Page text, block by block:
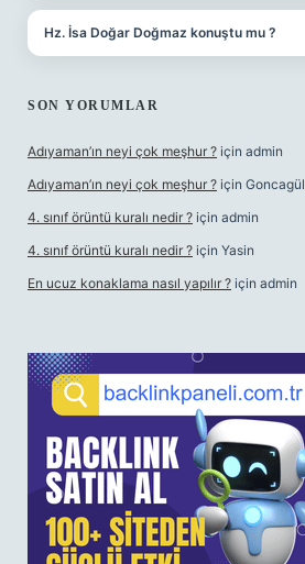
Hz. İsa Doğar Doğmaz konuştu mu ?
SON YORUMLAR
Adıyaman’ın neyi çok meşhur ? için admin
Adıyaman’ın neyi çok meşhur ? için Goncagül
4. sınıf örüntü kuralı nedir ? için admin
4. sınıf örüntü kuralı nedir ? için Yasin
En ucuz konaklama nasıl yapılır ? için admin